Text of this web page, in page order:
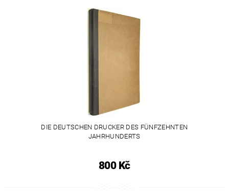
DIE DEUTSCHEN DRUCKER DES FÜNFZEHNTEN
JAHRHUNDERTS
800 Kč